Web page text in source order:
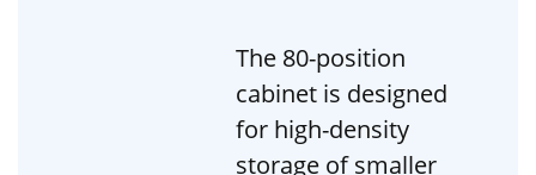
The 80-position
cabinet is designed
for high-density
storage of smaller